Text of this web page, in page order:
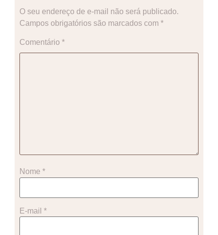
O seu endereço de e-mail não será publicado.
Campos obrigatórios são marcados com *
Comentário *
Nome *
E-mail *